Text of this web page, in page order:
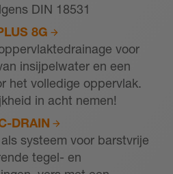
DIN 18531
8G
voor
insijpelwater en een
het volledige oppervlak.
in acht nemen!
DRAIN
systeem voor barstvrije
tegel- en